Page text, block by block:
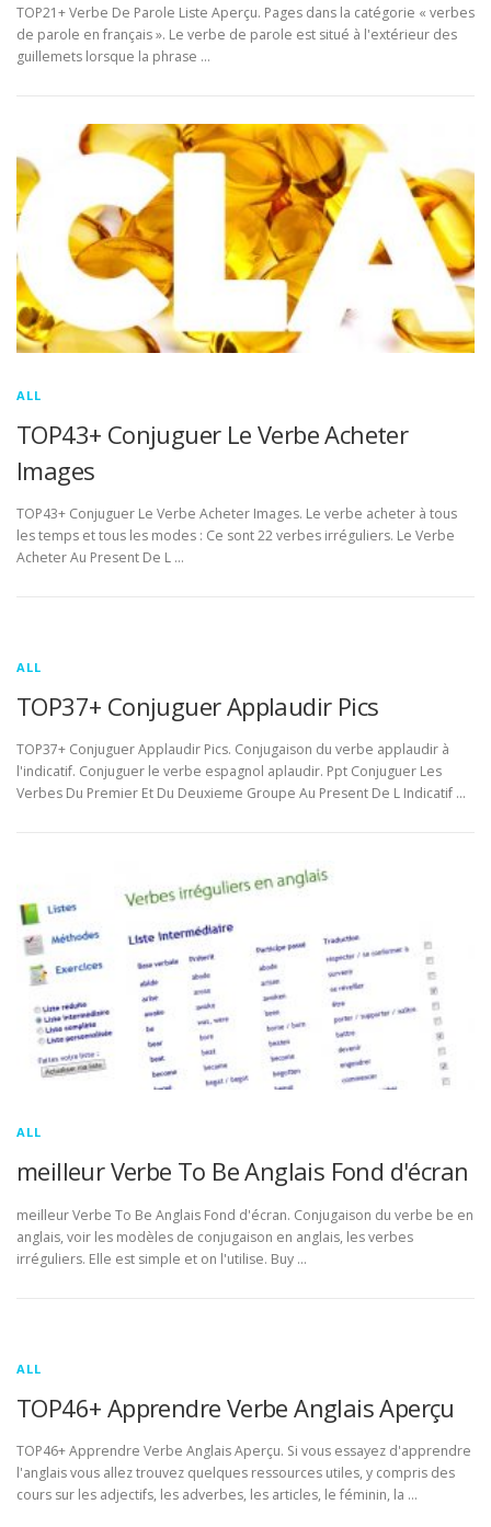
TOP21+ Verbe De Parole Liste Aperçu. Pages dans la catégorie « verbes
de parole en français ». Le verbe de parole est situé à l'extérieur des
guillemets lorsque la phrase …
ALL
TOP43+ Conjuguer Le Verbe Acheter
Images
TOP43+ Conjuguer Le Verbe Acheter Images. Le verbe acheter à tous
les temps et tous les modes : Ce sont 22 verbes irréguliers. Le Verbe
Acheter Au Present De L …
ALL
TOP37+ Conjuguer Applaudir Pics
TOP37+ Conjuguer Applaudir Pics. Conjugaison du verbe applaudir à
l'indicatif. Conjuguer le verbe espagnol aplaudir. Ppt Conjuguer Les
Verbes Du Premier Et Du Deuxieme Groupe Au Present De L Indicatif …
ALL
meilleur Verbe To Be Anglais Fond d'écran
meilleur Verbe To Be Anglais Fond d'écran. Conjugaison du verbe be en
anglais, voir les modèles de conjugaison en anglais, les verbes
irréguliers. Elle est simple et on l'utilise. Buy …
ALL
TOP46+ Apprendre Verbe Anglais Aperçu
TOP46+ Apprendre Verbe Anglais Aperçu. Si vous essayez d'apprendre
l'anglais vous allez trouvez quelques ressources utiles, y compris des
cours sur les adjectifs, les adverbes, les articles, le féminin, la …